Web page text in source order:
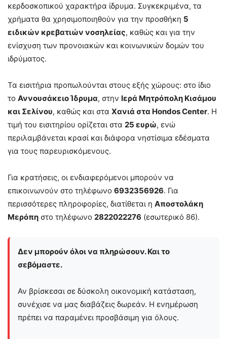
κερδοσκοπικού χαρακτήρα ίδρυμα. Συγκεκριμένα, τα
χρήματα θα χρησιμοποιηθούν για την προσθήκη 5
ειδικών κρεβατιών νοσηλείας, καθώς και για την
ενίσχυση των προνοιακών και κοινωνικών δομών του
ιδρύματος.
Τα εισιτήρια προπωλούνται στους εξής χώρους: στο ίδιο
το Αννουσάκειο Ίδρυμα, στην Ιερά Μητρόπολη Κισάμου
και Σελίνου, καθώς και στα Χανιά στα Hondos Center. Η
τιμή του εισιτηρίου ορίζεται στα 25 ευρώ, ενώ
περιλαμβάνεται κρασί και διάφορα νηστίσιμα εδέσματα
για τους παρευρισκόμενους.
Για κρατήσεις, οι ενδιαφερόμενοι μπορούν να
επικοινωνούν στο τηλέφωνο 6932356926. Για
περισσότερες πληροφορίες, διατίθεται η Αποστολάκη
Μερόπη στο τηλέφωνο 2822022276 (εσωτερικό 86).
Δεν μπορούν όλοι να πληρώσουν. Και το
σεβόμαστε.
Αν βρίσκεσαι σε δύσκολη οικονομική κατάσταση,
συνέχισε να μας διαβάζεις δωρεάν. Η ενημέρωση
πρέπει να παραμένει προσβάσιμη για όλους.